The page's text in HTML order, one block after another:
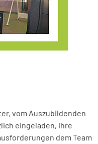
vom Auszubildenden
eingeladen, ihre
dem Team